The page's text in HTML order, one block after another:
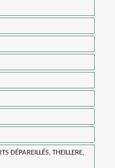
DÉPAREILLÉS, THEILLERE,